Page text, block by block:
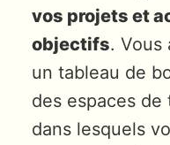
vos projets et
objectifs. Vous
un tableau de
des espaces de
dans lesquels